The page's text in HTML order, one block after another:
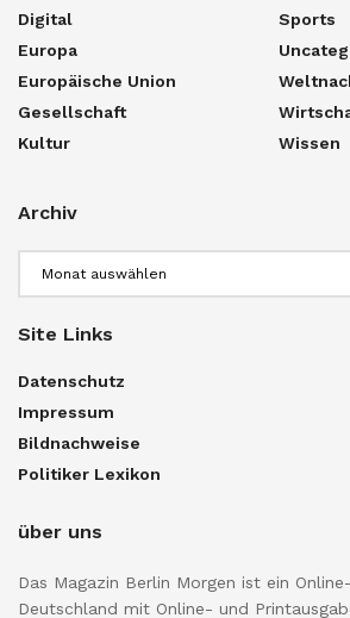
Digital
Europa
Europäische Union
Gesellschaft
Kultur
Sports
Wissen
Archiv
Site Links
Datenschutz
Impressum
Bildnachweise
Politiker Lexikon
über uns
Das Magazin Berlin Morgen ist ein
Deutschland mit Online- und